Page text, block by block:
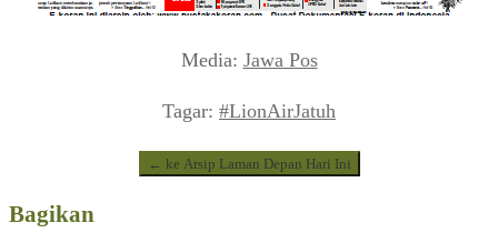
Media: Jawa Pos
Tagar: #LionAirJatuh
← ke Arsip Laman Depan Hari Ini
Bagikan